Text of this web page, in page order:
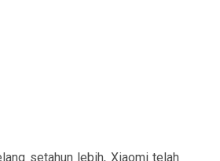
setahun lebih, Xiaomi telah